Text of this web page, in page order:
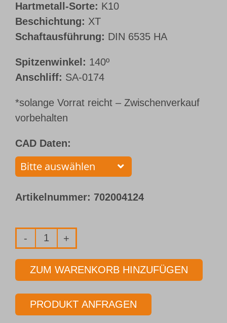
Hartmetall-Sorte: K10
Beschichtung: XT
Schaftausführung: DIN 6535 HA
Spitzenwinkel: 140º
Anschliff: SA-0174
*solange Vorrat reicht – Zwischenverkauf
vorbehalten
CAD Daten:
Artikelnummer: 702004124
Vollhartmetall-
Pilotbohrer
Typ 153-
Ø 15,00 mm
ZUM WARENKORB HINZUFÜGEN
PRODUKT ANFRAGEN